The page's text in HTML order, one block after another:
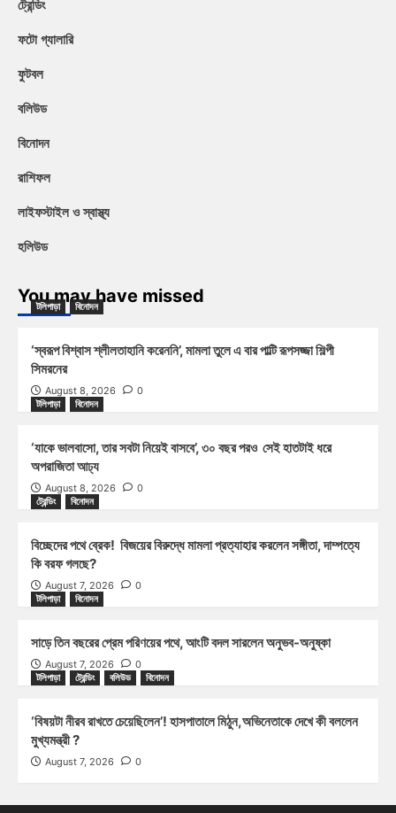
ট্রেন্ডিং
ফটো গ্যালারি
ফুটবল
বলিউড
বিনোদন
রাশিফল
লাইফস্টাইল ও স্বাস্থ্য
হলিউড
You may have missed
টলিপাড়া বিনোদন
‘স্বরূপ বিশ্বাস শ্লীলতাহানি করেননি’, মামলা তুলে এ বার পাল্টি রূপসজ্জা শিল্পী
সিমরনের
August 8, 2026
0
টলিপাড়া
বিনোদন
‘যাকে ভালবাসো, তার সবটা নিয়েই বাসবে’, ৩০ বছর পরও সেই হাতটাই ধরে
অপরাজিতা আঢ্য
August 8, 2026
0
ট্রেন্ডিং
বিনোদন
বিচ্ছেদের পথে ব্রেক! বিজয়ের বিরুদ্ধে মামলা প্রত্যাহার করলেন সঙ্গীতা, দাম্পত্যে
কি বরফ গলছে?
August 7, 2026
0
টলিপাড়া
বিনোদন
সাড়ে তিন বছরের প্রেম পরিণয়ের পথে, আংটি বদল সারলেন অনুভব-অনুষ্কা
August 7, 2026
0
টলিপাড়া
ট্রেন্ডিং বলিউড বিনোদন
‘বিষয়টা নীরব রাখতে চেয়েছিলেন’! হাসপাতালে মিঠুন,অভিনেতাকে দেখে কী বললেন
মুখ্যমন্ত্রী ?
August 7, 2026 0